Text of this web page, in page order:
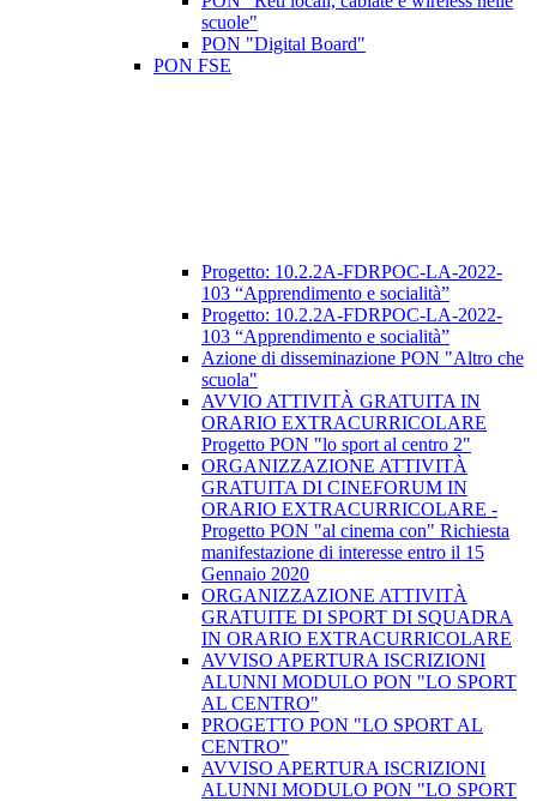
scuole"
PON "Digital Board"
PON FSE
​Progetto: 10.2.2A-FDRPOC-LA-2022-
103 “Apprendimento e socialità”
Progetto: 10.2.2A-FDRPOC-LA-2022-
103 “Apprendimento e socialità”
Azione di disseminazione PON "Altro che
scuola"
AVVIO ATTIVITÀ GRATUITA IN
ORARIO EXTRACURRICOLARE
Progetto PON "lo sport al centro 2"
ORGANIZZAZIONE ATTIVITÀ
GRATUITA DI CINEFORUM IN
ORARIO EXTRACURRICOLARE -
Progetto PON "al cinema con" Richiesta
manifestazione di interesse entro il 15
Gennaio 2020
ORGANIZZAZIONE ATTIVITÀ
GRATUITE DI SPORT DI SQUADRA
IN ORARIO EXTRACURRICOLARE
AVVISO APERTURA ISCRIZIONI
ALUNNI MODULO PON "LO SPORT
AL CENTRO"
PROGETTO PON "LO SPORT AL
CENTRO"
AVVISO APERTURA ISCRIZIONI
ALUNNI MODULO PON "LO SPORT